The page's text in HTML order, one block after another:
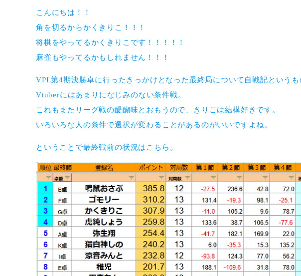
こんにちは！！
角を切るからかくきりこ！！！
将棋をやってるかくきりこです！！！！！
麻雀もやってるかもしれません！！！
VPL第4期決勝卓に行ったきっかけとなった最終局について自戦記というも
Vtuberにはあまりになじみのない条件戦。
これもまたリーグ戦の醍醐味とおもうので、きりこは結構好きです。
いろいろな人の条件で選択が変わることがあるのがいいですよね。
ということで最終戦前の状況はこちら。